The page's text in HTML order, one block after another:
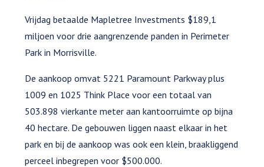
Vrijdag betaalde Mapletree Investments $189,1
miljoen voor drie aangrenzende panden in Perimeter
Park in Morrisville.
De aankoop omvat 5221 Paramount Parkway plus
1009 en 1025 Think Place voor een totaal van
503.898 vierkante meter aan kantoorruimte op bijna
40 hectare. De gebouwen liggen naast elkaar in het
park en bij de aankoop was ook een klein, braakliggend
perceel inbegrepen voor $500.000.